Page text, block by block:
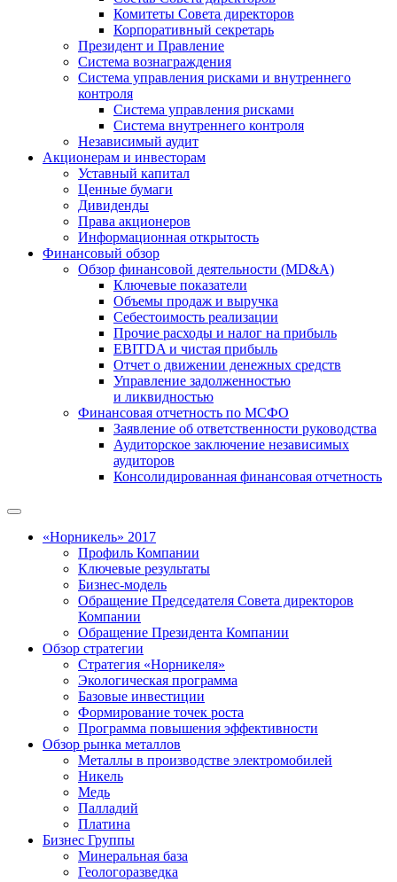
Комитеты Совета директоров
Корпоративный секретарь
Президент и Правление
Система вознаграждения
Система управления рисками и внутреннего
контроля
Система управления рисками
Система внутреннего контроля
Независимый аудит
Акционерам и инвесторам
Уставный капитал
Ценные бумаги
Дивиденды
Права акционеров
Информационная открытость
Финансовый обзор
Обзор финансовой деятельности (MD&A)
Ключевые показатели
Объемы продаж и выручка
Себестоимость реализации
Прочие расходы и налог на прибыль
EBITDA и чистая прибыль
Отчет о движении денежных средств
Управление задолженностью
и ликвидностью
Финансовая отчетность по МСФО
Заявление об ответственности руководства
Аудиторское заключение независимых
аудиторов
Консолидированная финансовая отчетность
«Норникель» 2017
Профиль Компании
Ключевые результаты
Бизнес-модель
Обращение Председателя Совета директоров
Компании
Обращение Президента Компании
Обзор стратегии
Стратегия «Норникеля»
Экологическая программа
Базовые инвестиции
Формирование точек роста
Программа повышения эффективности
Обзор рынка металлов
Металлы в производстве электромобилей
Никель
Медь
Палладий
Платина
Бизнес Группы
Минеральная база
Геологоразведка